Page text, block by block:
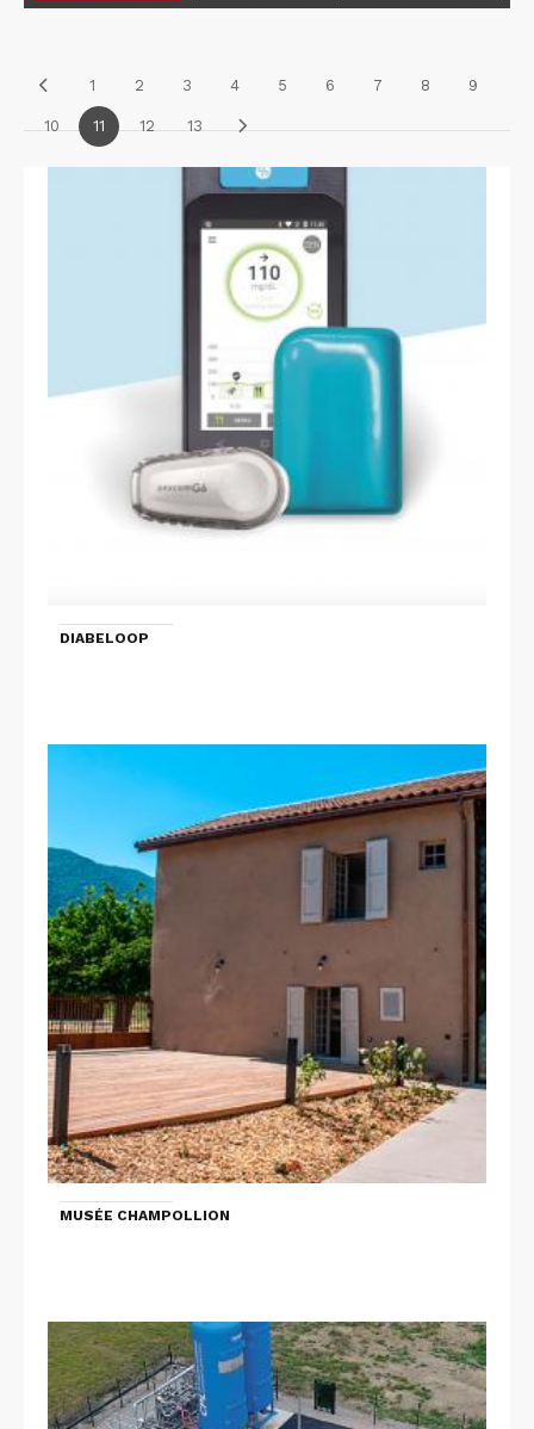
1 2 3 4 5 6 7 8 9
10 11 12 13
DIABELOOP
MUSÉE CHAMPOLLION